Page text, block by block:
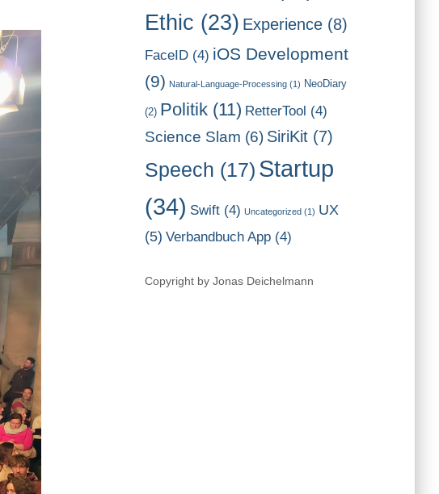
Ethic (23) Experience(8)
FaceID(4) iOS Development
(9) Natural-Language-Processing(1) NeoDiary
(2) Politik(11) RetterTool (4)
Science Slam (6) SiriKit(7)
Speech (17) Startup
(34) Swift(4) Uncategorized(1) UX
(5) Verbandbuch App(4)
Copyright by Jonas Deichelmann